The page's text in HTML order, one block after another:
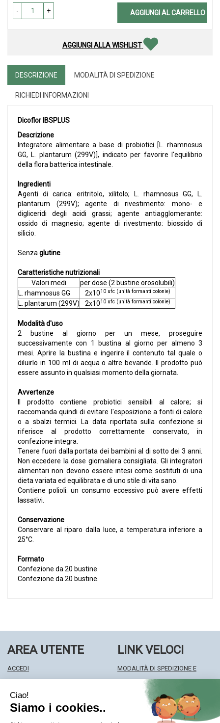
- + AGGIUNGI AL CARRELLO
AGGIUNGI ALLA WISHLIST
DESCRIZIONE MODALITÀ DI SPEDIZIONE
RICHIEDI INFORMAZIONI
Dicoflor IBSPLUS
Descrizione
Integratore alimentare a base di probiotici [L. rhamnosus
GG, L. plantarum (299V)], indicato per favorire l'equilibrio
della flora batterica intestinale.
Ingredienti
Agenti di carica: eritritolo, xilitolo; L. rhamnosus GG, L.
plantarum (299V); agente di rivestimento: mono- e
digliceridi degli acidi grassi; agente antiagglomerante:
ossido di magnesio; agente di rivestmento: biossido di
silicio.
Senzaglutine.
Caratteristiche nutrizionali
Valori medi
per dose (2 bustine orosolubili)
L. rhamnosus GG
2x1010 ufc (unità formanti colonie)
L. plantarum (299V) 2x1010 ufc (unità formanti colonie)
Modalità d'uso
2 bustine al giorno per un mese, proseguire
successivamente con 1 bustina al giorno per almeno 3
mesi. Aprire la bustina e ingerire il contenuto tal quale o
diluirlo in 100 ml di acqua o altre bevande. Il prodotto può
essere assunto in qualsiasi momento della giornata.
Avvertenze
Il prodotto contiene probiotici sensibili al calore; si
raccomanda quindi di evitare l'esposizione a fonti di calore
o a sbalzi termici. La data riportata sulla confezione si
riferisce al prodotto correttamente conservato, in
confezione integra.
Tenere fuori dalla portata dei bambini al di sotto dei 3 anni.
Non eccedere la dose giornaliera consigliata. Gli integratori
alimentari non devono essere intesi come sostituti di una
dieta variata ed equilibrata e di uno stile di vita sano.
Contiene polioli: un consumo eccessivo può avere effetti
lassativi.
Conservazione
Conservare al riparo dalla luce, a temperatura inferiore a
25°C.
Formato
Confezione da 20 bustine.
Confezione da 20 bustine.
AREA UTENTE
ACCEDI
WISHLIST
ISCRIZIONE ALLA NEWSLETTER
LINK VELOCI
MODALITÀ DI SPEDIZIONE E
MODALITÀ DI PAGAMENTO
INFORMATIVA PRIVACY
CONDIZIONI DI VENDITA